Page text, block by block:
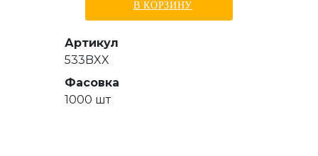
В КОРЗИНУ
Артикул
533BXX
Фасовка
1000 шт